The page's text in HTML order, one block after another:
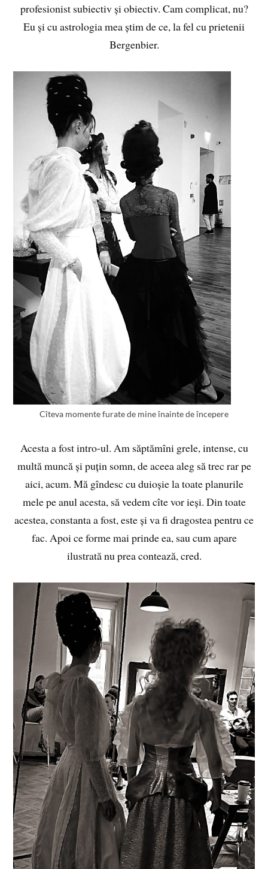
profesionist subiectiv și obiectiv. Cam complicat, nu?
Eu și cu astrologia mea știm de ce, la fel cu prietenii
Bergenbier.
Cîteva momente furate de mine înainte de începere
Acesta a fost intro-ul. Am săptămîni grele, intense, cu
multă muncă și puțin somn, de aceea aleg să trec rar pe
aici, acum. Mă gîndesc cu duioșie la toate planurile
mele pe anul acesta, să vedem cîte vor ieși. Din toate
acestea, constanta a fost, este și va fi dragostea pentru ce
fac. Apoi ce forme mai prinde ea, sau cum apare
ilustrată nu prea contează, cred.